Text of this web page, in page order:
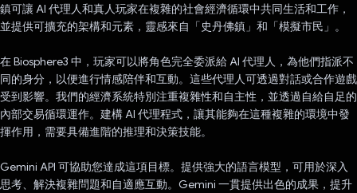
鎮可讓 AI 代理人和真人玩家在複雜的社會經濟循環中共同生活和工作，
並提供可擴充的架構和元素，靈感來自「史丹佛鎮」和「模擬市民」。
在 Biosphere3 中，玩家可以將角色完全委派給 AI 代理人，為他們指派不
同的身分，以便進行情感陪伴和互動。這些代理人可透過對話或合作遊戲
受到影響。我們的經濟系統特別注重複雜性和自主性，並透過自給自足的
內部交易循環運作。建構 AI 代理程式，讓其能夠在這種複雜的環境中發
揮作用，需要具備進階的推理和決策技能。
Gemini API 可協助您達成這項目標。提供強大的語言模型，可用於深入
思考、解決複雜問題和自適應互動。Gemini 一貫提供出色的成果，提升